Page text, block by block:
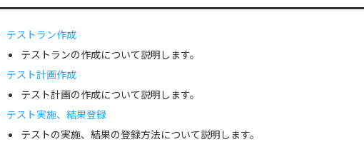
テストラン作成
テストランの作成について説明します。
テスト計画作成
テスト計画の作成について説明します。
テスト実施、結果登録
テストの実施、結果の登録方法について説明します。